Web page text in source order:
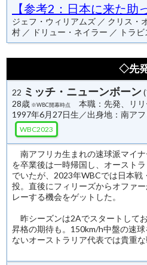
【参考2：日本に来た助
ジェフ・ウィリアムズ ／ クリス・
村 ／ ドリュー・ネイラー ／ トラ
◇先
22 ミッチ・ニューンボーン
28歳 ※WBC開幕時点
本職：先発、リ
1997年6月27日生／出身地：南ア
WBC2023
南アフリカ生まれの速球派マイ
を卒業後は一時帰国し、オースト
でいたが、2023年WBCでは日本戦
投。直後にフィリーズからオファ
レーする機会をゲットした。
昨シーズンは2Aでスタートして
昇格の期待も。150km/h中盤の速
ないオーストラリア代表では貴重な